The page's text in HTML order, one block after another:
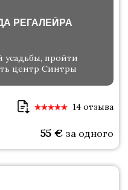
РЕГАЛЕЙРА
усадьбы, пройти
центр Синтры
14 отзыва
55 € за одного